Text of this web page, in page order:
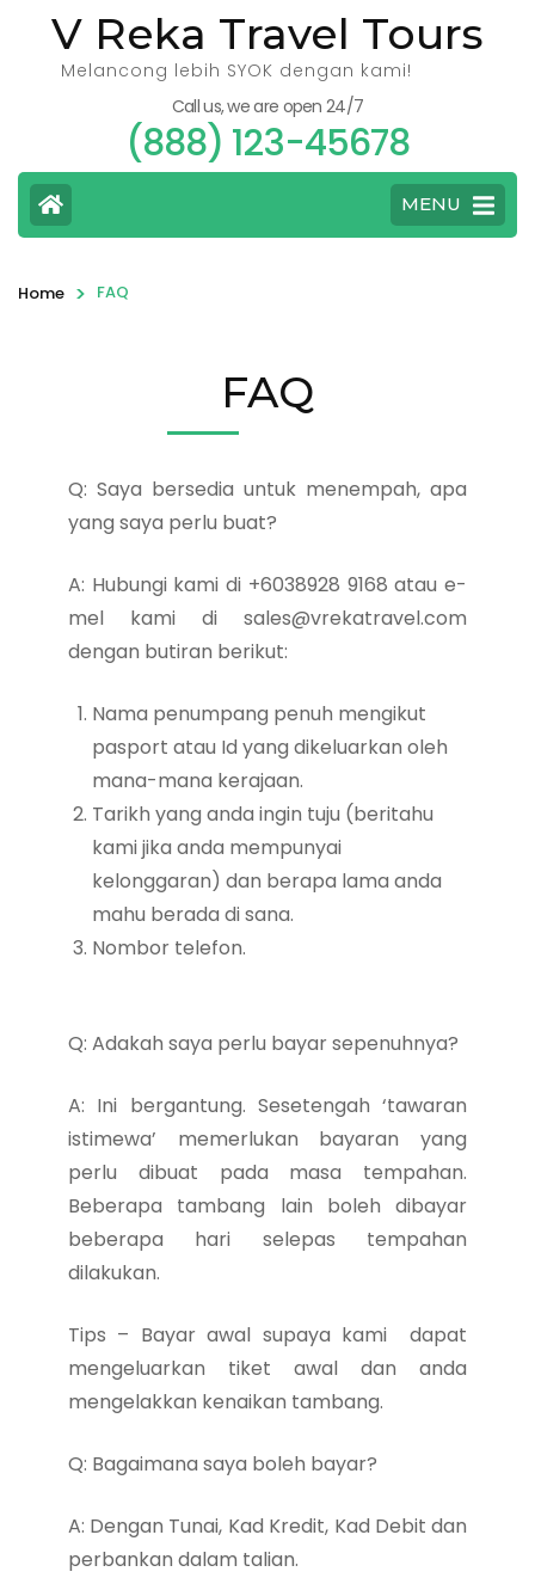
V Reka Travel Tours
Melancong lebih SYOK dengan kami!
Call us, we are open 24/7
(888) 123-45678
MENU
Home > FAQ
FAQ
Q: Saya bersedia untuk menempah, apa
yang saya perlu buat?
A: Hubungi kami di +6038928 9168 atau e-
mel kami disales@vrekatravel.com
dengan butiran berikut:
Nama penumpang penuh mengikut
pasport atau Id yang dikeluarkan oleh
mana-mana kerajaan.
Tarikh yang anda ingin tuju (beritahu
kami jika anda mempunyai
kelonggaran) dan berapa lama anda
mahu berada di sana.
Nombor telefon.
Q: Adakah saya perlu bayar sepenuhnya?
A: Ini bergantung. Sesetengah ‘tawaran
istimewa’ memerlukan bayaran yang
perlu dibuat pada masa tempahan.
Beberapa tambang lain boleh dibayar
beberapa hari selepas tempahan
dilakukan.
Tips – Bayar awal supaya kami dapat
mengeluarkan tiket awal dan anda
mengelakkan kenaikan tambang.
Q: Bagaimana saya boleh bayar?
A: Dengan Tunai, Kad Kredit, Kad Debit dan
perbankan dalam talian.